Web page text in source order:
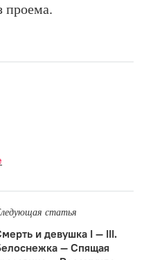
проема.
статья
и девушка I — III.
— Спящая